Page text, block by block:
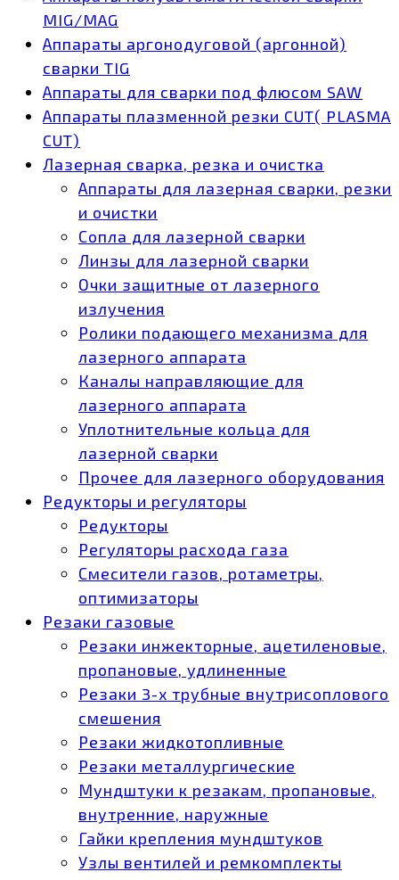
MIG/MAG
Аппараты аргонодуговой (аргонной)
сварки TIG
Аппараты для сварки под флюсом SAW
Аппараты плазменной резки CUT( PLASMA
CUT)
Лазерная сварка, резка и очистка
Аппараты для лазерная сварки, резки
и очистки
Сопла для лазерной сварки
Линзы для лазерной сварки
Очки защитные от лазерного
излучения
Ролики подающего механизма для
лазерного аппарата
Каналы направляющие для
лазерного аппарата
Уплотнительные кольца для
лазерной сварки
Прочее для лазерного оборудования
Редукторы и регуляторы
Редукторы
Регуляторы расхода газа
Смесители газов, ротаметры,
оптимизаторы
Резаки газовые
Резаки инжекторные, ацетиленовые,
пропановые, удлиненные
Резаки 3-х трубные внутрисоплового
смешения
Резаки жидкотопливные
Резаки металлургические
Мундштуки к резакам, пропановые,
внутренние, наружные
Гайки крепления мундштуков
Узлы вентилей и ремкомплекты